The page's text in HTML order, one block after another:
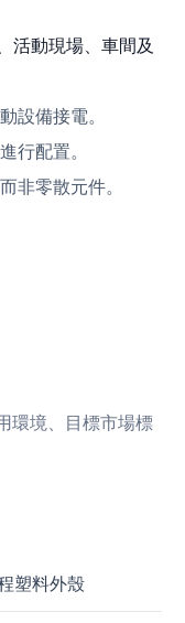
活動現場、車間及
設備接電。
行配置。
非零散元件。
環境、目標市場標
塑料外殼